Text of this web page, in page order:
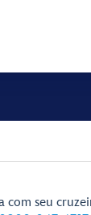
com seu